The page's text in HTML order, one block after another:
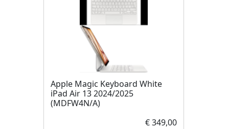
Apple Magic Keyboard White
iPad Air 13 2024/2025
(MDFW4N/A)
€ 349,00